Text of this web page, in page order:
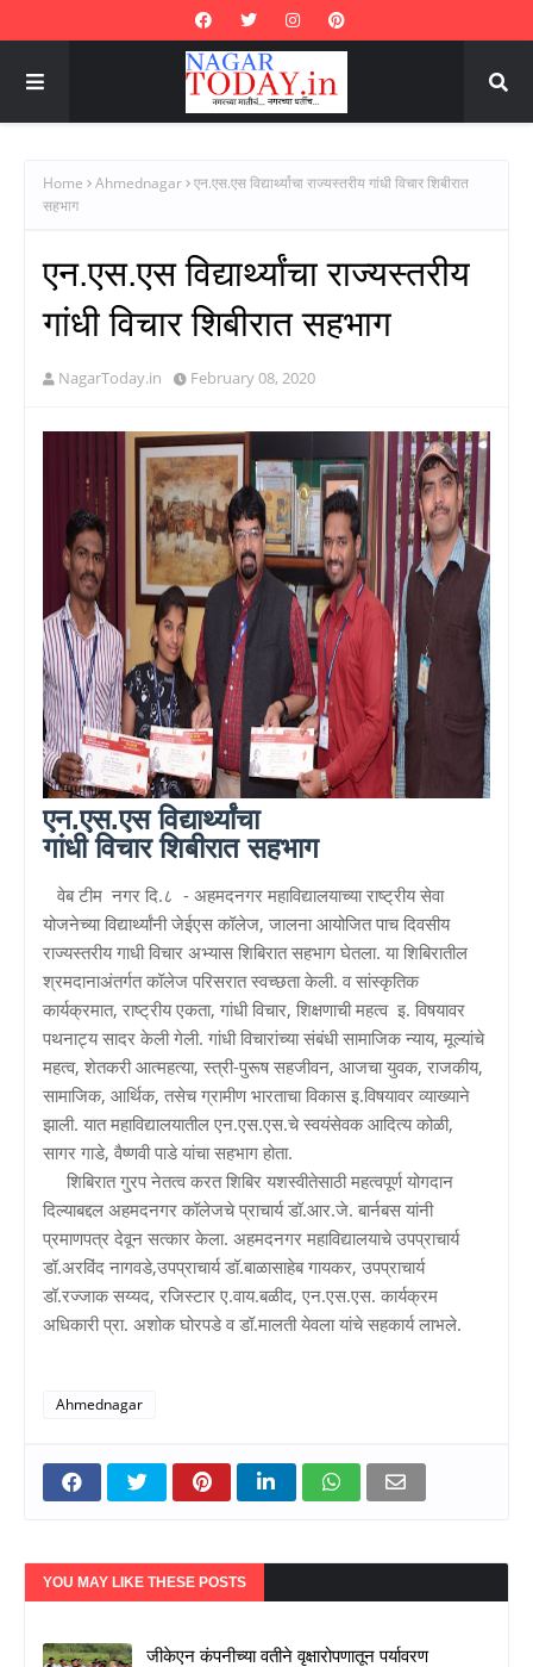
Home Ahmednagar एन.एस.एस विद्यार्थ्यांचा राज्यस्तरीय गांधी विचार शिबीरात
सहभाग
एन.एस.एस विद्यार्थ्यांचा राज्यस्तरीय
गांधी विचार शिबीरात सहभाग
NagarToday.in February 08, 2020
एन.एस.एस विद्यार्थ्यांचा
गांधी विचार शिबीरात सहभाग
वेब टीम नगर दि.८ - अहमदनगर महाविद्यालयाच्या राष्ट्रीय सेवा
योजनेच्या विद्यार्थ्यांनी जेईएस कॉलेज, जालना आयोजित पाच दिवसीय
राज्यस्तरीय गाधी विचार अभ्यास शिबिरात सहभाग घेतला. या शिबिरातील
श्रमदानाअंतर्गत कॉलेज परिसरात स्वच्छता केली. व सांस्कृतिक
कार्यक्रमात, राष्ट्रीय एकता, गांधी विचार, शिक्षणाची महत्व इ. विषयावर
पथनाट्य सादर केली गेली. गांधी विचारांच्या संबंधी सामाजिक न्याय, मूल्यांचे
महत्व, शेतकरी आत्महत्या, स्त्री-पुरूष सहजीवन, आजचा युवक, राजकीय,
सामाजिक, आर्थिक, तसेच ग्रामीण भारताचा विकास इ.विषयावर व्याख्याने
झाली. यात महाविद्यालयातील एन.एस.एस.चे स्वयंसेवक आदित्य कोळी,
सागर गाडे, वैष्णवी पाडे यांचा सहभाग होता.
शिबिरात गु्रप नेतत्व करत शिबिर यशस्वीतेसाठी महत्वपूर्ण योगदान
दिल्याबद्दल अहमदनगर कॉलेजचे प्राचार्य डॉ.आर.जे. बार्नबस यांनी
प्रमाणपत्र देवून सत्कार केला. अहमदनगर महाविद्यालयाचे उपप्राचार्य
डॉ.अरविंद नागवडे,उपप्राचार्य डॉ.बाळासाहेब गायकर, उपप्राचार्य
डॉ.रज्जाक सय्यद, रजिस्टार ए.वाय.बळीद, एन.एस.एस. कार्यक्रम
अधिकारी प्रा. अशोक घोरपडे व डॉ.मालती येवला यांचे सहकार्य लाभले.
Ahmednagar
YOU MAY LIKE THESE POSTS
जीकेएन कंपनीच्या वतीने वृक्षारोपणातून पर्यावरण